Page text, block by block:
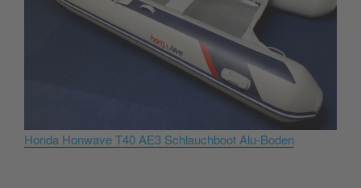
Honda Honwave T40 AE3 Schlauchboot Alu-Boden